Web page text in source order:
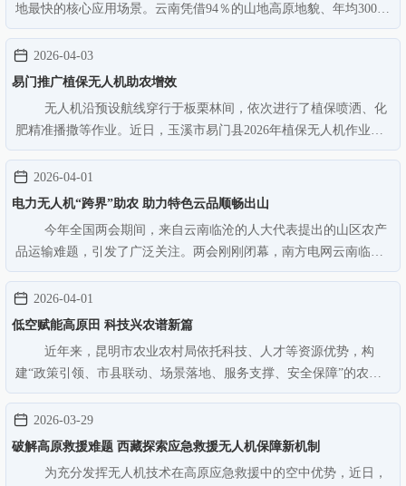
地最快的核心应用场景。云南凭借94％的山地高原地貌、年均300＋
天适飞期、面向南亚东南亚的区位、政策强力加持、本土市场刚需
五大核心禀赋，低空物流已从试点验证迈入规模化运营阶段，形成
城市即时配送、高原特色…
2026-04-03
易门推广植保无人机助农增效
无人机沿预设航线穿行于板栗林间，依次进行了植保喷洒、化
肥精准播撒等作业。近日，玉溪市易门县2026年植保无人机作业效
果展示现场会在浦贝乡板栗专业合作社基地举行。活动通过现场实
操演示，让种植户直观感受到现代农业机械的便捷。 本次活动
将农技课堂搬到田间地头，…
2026-04-01
电力无人机“跨界”助农 助力特色云品顺畅出山
今年全国两会期间，来自云南临沧的人大代表提出的山区农产
品运输难题，引发了广泛关注。两会刚刚闭幕，南方电网云南临沧
供电局迅速行动，将这份民生期盼转化为扎实举措。 临沧供电
局充分发挥电力行业独有的科技优势，深化政企联动，精准对接广
大农户需求，以拓展无人机…
2026-04-01
低空赋能高原田 科技兴农谱新篇
近年来，昆明市农业农村局依托科技、人才等资源优势，构
建“政策引领、市县联动、场景落地、服务支撑、安全保障”的农业
低空经济发展模式，持续打造无人机现代农业应用场景，发展农业
新质生产力，科技赋能高原特色都市现代农业高质量发展。在寻甸
县，七星镇、仁德街道打造…
2026-03-29
破解高原救援难题 西藏探索应急救援无人机保障新机制
为充分发挥无人机技术在高原应急救援中的空中优势，近日，